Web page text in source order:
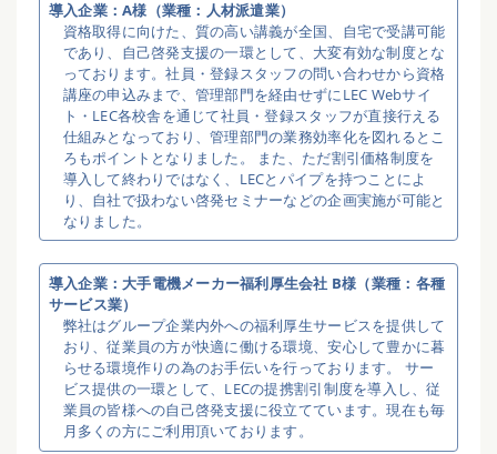
導入企業：A様（業種：人材派遣業）
資格取得に向けた、質の高い講義が全国、自宅で受講可能
であり、自己啓発支援の一環として、大変有効な制度とな
っております。社員・登録スタッフの問い合わせから資格
講座の申込みまで、管理部門を経由せずにLEC Webサイ
ト・LEC各校舎を通じて社員・登録スタッフが直接行える
仕組みとなっており、管理部門の業務効率化を図れるとこ
ろもポイントとなりました。 また、ただ割引価格制度を
導入して終わりではなく、LECとパイプを持つことによ
り、自社で扱わない啓発セミナーなどの企画実施が可能と
なりました。
導入企業：大手電機メーカー福利厚生会社 B様（業種：各種
サービス業）
弊社はグループ企業内外への福利厚生サービスを提供して
おり、従業員の方が快適に働ける環境、安心して豊かに暮
らせる環境作りの為のお手伝いを行っております。 サー
ビス提供の一環として、LECの提携割引制度を導入し、従
業員の皆様への自己啓発支援に役立てています。現在も毎
月多くの方にご利用頂いております。